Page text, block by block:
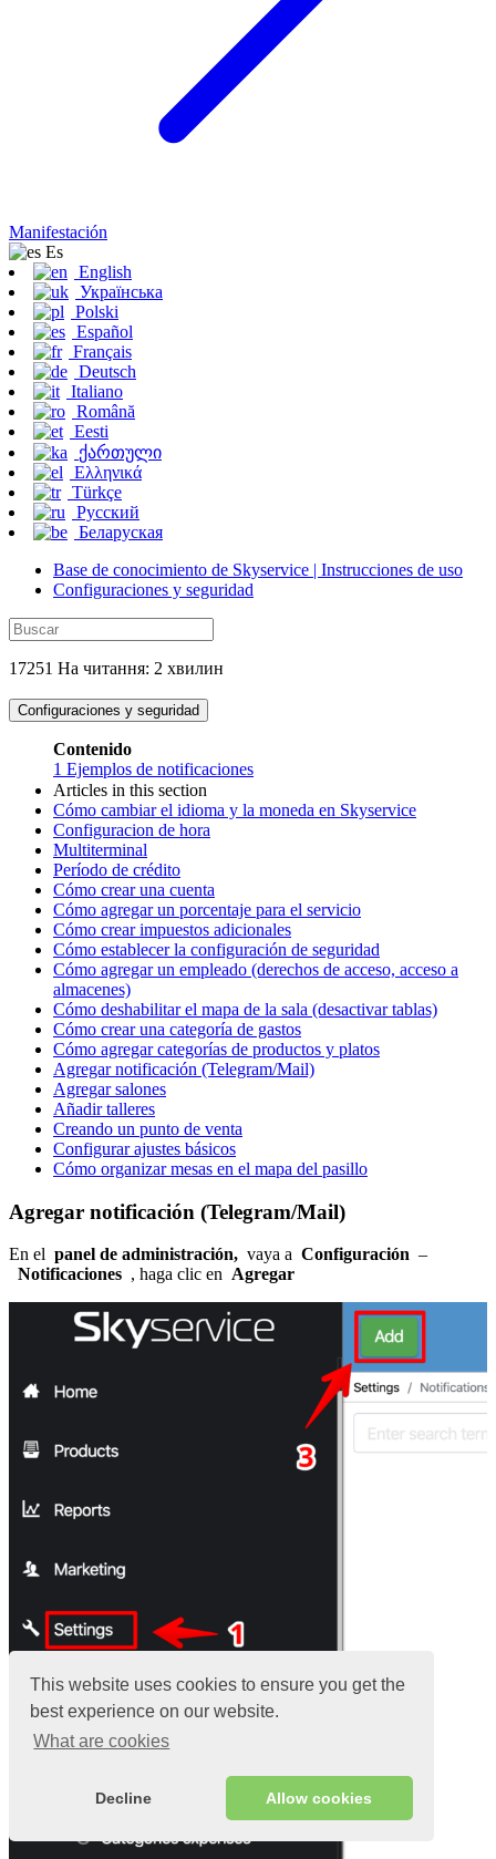
This website uses cookies to ensure you get the
best experience on our website.
What are cookies
Decline Allow cookies
Manifestación
Es
English
Українська
Polski
Español
Français
Deutsch
Italiano
Română
Eesti
ქართული
Ελληνικά
Türkçe
Русский
Беларуская
Base de conocimiento de Skyservice | Instrucciones de uso
Configuraciones y seguridad
17251 На читання: 2 хвилин
Configuraciones y seguridad
Contenido
1 Ejemplos de notificaciones
Articles in this section
Cómo cambiar el idioma y la moneda en Skyservice
Configuracion de hora
Multiterminal
Período de crédito
Cómo crear una cuenta
Cómo agregar un porcentaje para el servicio
Cómo crear impuestos adicionales
Cómo establecer la configuración de seguridad
Cómo agregar un empleado (derechos de acceso, acceso a
almacenes)
Cómo deshabilitar el mapa de la sala (desactivar tablas)
Cómo crear una categoría de gastos
Cómo agregar categorías de productos y platos
Agregar notificación (Telegram/Mail)
Agregar salones
Añadir talleres
Creando un punto de venta
Configurar ajustes básicos
Cómo organizar mesas en el mapa del pasillo
Agregar notificación (Telegram/Mail)
En el panel de administración, vaya a Configuración –
Notificaciones , haga clic en Agregar